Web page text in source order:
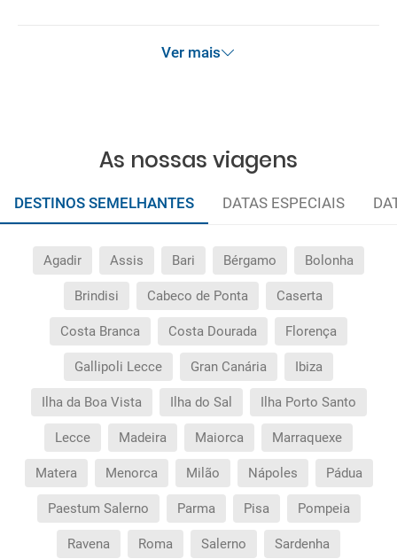
Ver mais
As nossas viagens
DESTINOS SEMELHANTES DATAS ESPECIAIS
Agadir Assis Bari Bérgamo Bolonha
Brindisi Cabeco de Ponta Caserta
Costa Branca Costa Dourada Florença
Gallipoli Lecce Gran Canária Ibiza
Ilha da Boa Vista Ilha do Sal Ilha Porto Santo
Lecce Madeira Maiorca Marraquexe
Matera Menorca Milão Nápoles Pádua
Paestum Salerno Parma Pisa Pompeia
Ravena Roma Salerno Sardenha